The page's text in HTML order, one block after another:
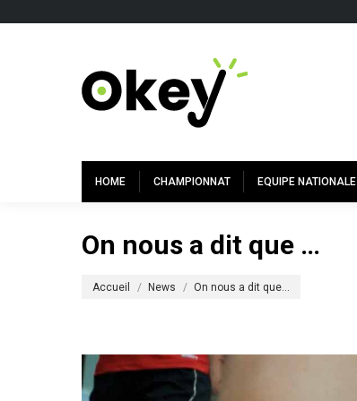
HOME CHAMPIONNAT EQUIPE NATIONALE
On nous a dit que …
Accueil News On nous a dit que…